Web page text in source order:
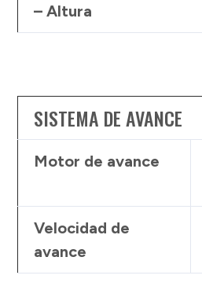
– Altura
SISTEMA DE AVANCE
Motor de avance
Velocidad de
avance